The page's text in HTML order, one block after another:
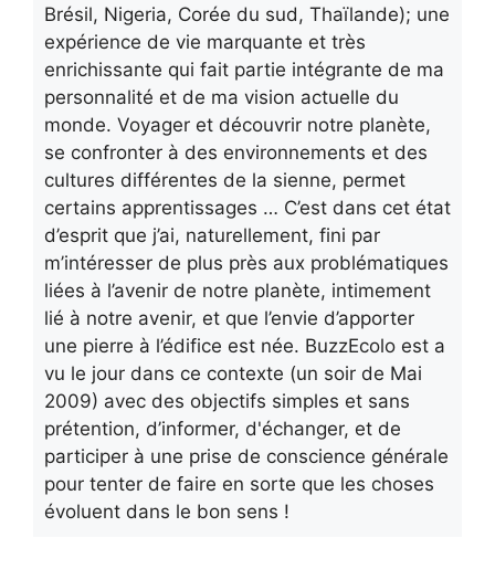
Brésil, Nigeria, Corée du sud, Thaïlande); une
expérience de vie marquante et très
enrichissante qui fait partie intégrante de ma
personnalité et de ma vision actuelle du
monde. Voyager et découvrir notre planète,
se confronter à des environnements et des
cultures différentes de la sienne, permet
certains apprentissages … C’est dans cet état
d’esprit que j’ai, naturellement, fini par
m’intéresser de plus près aux problématiques
liées à l’avenir de notre planète, intimement
lié à notre avenir, et que l’envie d’apporter
une pierre à l’édifice est née. BuzzEcolo est a
vu le jour dans ce contexte (un soir de Mai
2009) avec des objectifs simples et sans
prétention, d’informer, d'échanger, et de
participer à une prise de conscience générale
pour tenter de faire en sorte que les choses
évoluent dans le bon sens !